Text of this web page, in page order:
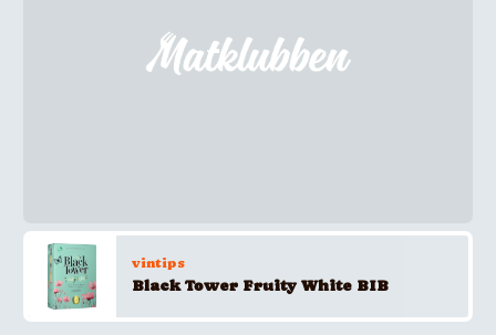
vintips
Black Tower Fruity White BIB